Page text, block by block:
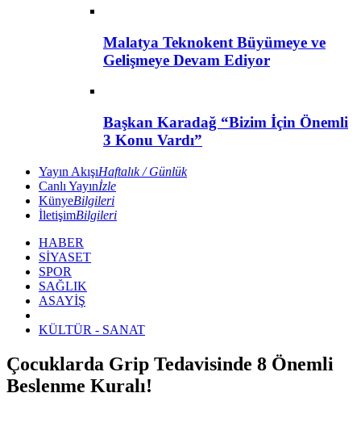
Malatya Teknokent Büyümeye ve
Gelişmeye Devam Ediyor
Başkan Karadağ “Bizim İçin Önemli
3 Konu Vardı”
Yayın AkışıHaftalık / Günlük
Canlı Yayınİzle
KünyeBilgileri
İletişimBilgileri
HABER
SİYASET
SPOR
SAĞLIK
ASAYİŞ
KÜLTÜR - SANAT
Çocuklarda Grip Tedavisinde 8 Önemli
Beslenme Kuralı!